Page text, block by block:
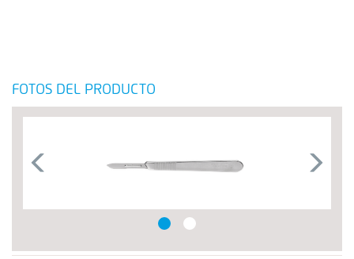
FOTOS DEL PRODUCTO